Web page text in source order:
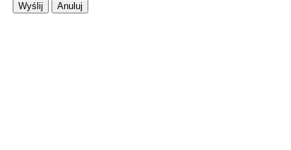
Wyślij Anuluj